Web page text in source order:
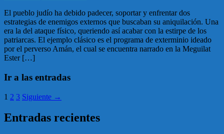
El pueblo judío ha debido padecer, soportar y enfrentar dos
estrategias de enemigos externos que buscaban su aniquilación. Una
era la del ataque físico, queriendo así acabar con la estirpe de los
patriarcas. El ejemplo clásico es el programa de exterminio ideado
por el perverso Amán, el cual se encuentra narrado en la Meguilat
Ester […]
Ir a las entradas
1 2 3 Siguiente →
Entradas recientes